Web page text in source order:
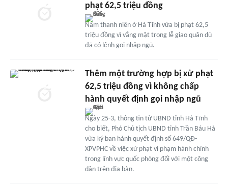
phạt 62,5 triệu đồng
Nam thanh niên ở Hà Tĩnh vừa bị phạt 62,5
triệu đồng vì vắng mặt trong lễ giao quân dù
đã có lệnh gọi nhập ngũ.
Thêm một trường hợp bị xử phạt
62,5 triệu đồng vì không chấp
hành quyết định gọi nhập ngũ
Ngày 25-3, thông tin từ UBND tỉnh Hà Tĩnh
cho biết, Phó Chủ tịch UBND tỉnh Trần Báu Hà
vừa ký ban hành quyết định số 649/QĐ-
XPVPHC về việc xử phạt vi phạm hành chính
trong lĩnh vực quốc phòng đối với một công
dân trên địa bàn.